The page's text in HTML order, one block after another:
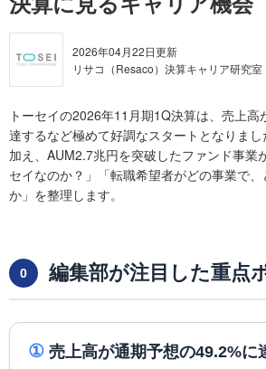
2026年04月22日更新
リサコ（Resaco）決算キャリア研究室
トーセイの2026年11月期1Q決算は、売上
達するなど極めて好調なスタートとなりま
加え、AUM2.7兆円を突破したファンド事業
セイなのか？」「転職希望者がどの事業で
か」を整理します。
0 編集部が注目した重点
① 売上高が通期予想の49.2%に